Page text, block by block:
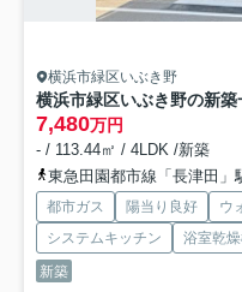
横浜市緑区いぶき野
横浜市緑区いぶき野の新築
7,480万円
- / 113.44㎡ / 4LDK /新築
東急田園都市線「長津田
都市ガス 陽当り良好
ウ
システムキッチン
浴室乾
新築